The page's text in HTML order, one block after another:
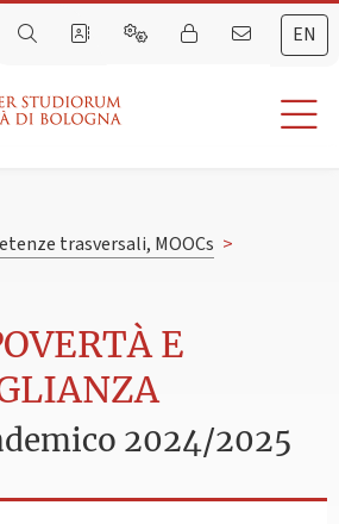
EN
trasversali, MOOCs >
E
2024/2025